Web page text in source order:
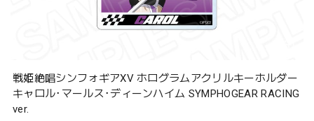
戦姫絶唱シンフォギアXV ホログラムアクリルキーホルダー
キャロル･マールス･ディーンハイム SYMPHOGEAR RACING
ver.